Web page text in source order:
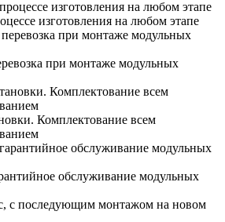
изготовления на любом этапе
при монтаже модульных
Комплектование всем
обслуживание модульных